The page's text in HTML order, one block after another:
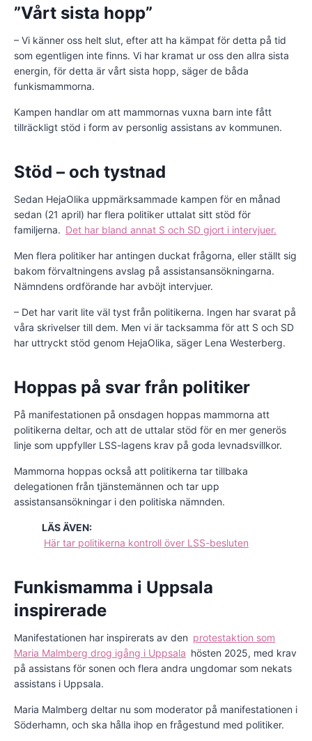
”Vårt sista hopp”
– Vi känner oss helt slut, efter att ha kämpat för detta på tid
som egentligen inte finns. Vi har kramat ur oss den allra sista
energin, för detta är vårt sista hopp, säger de båda
funkismammorna.
Kampen handlar om att mammornas vuxna barn inte fått
tillräckligt stöd i form av personlig assistans av kommunen.
Stöd – och tystnad
Sedan HejaOlika uppmärksammade kampen för en månad
sedan (21 april) har flera politiker uttalat sitt stöd för
familjerna. Det har bland annat S och SD gjort i intervjuer.
Men flera politiker har antingen duckat frågorna, eller ställt sig
bakom förvaltningens avslag på assistansansökningarna.
Nämndens ordförande har avböjt intervjuer.
– Det har varit lite väl tyst från politikerna. Ingen har svarat på
våra skrivelser till dem. Men vi är tacksamma för att S och SD
har uttryckt stöd genom HejaOlika, säger Lena Westerberg.
Hoppas på svar från politiker
På manifestationen på onsdagen hoppas mammorna att
politikerna deltar, och att de uttalar stöd för en mer generös
linje som uppfyller LSS-lagens krav på goda levnadsvillkor.
Mammorna hoppas också att politikerna tar tillbaka
delegationen från tjänstemännen och tar upp
assistansansökningar i den politiska nämnden.
LÄS ÄVEN:
Här tar politikerna kontroll över LSS-besluten
Funkismamma i Uppsala
inspirerade
Manifestationen har inspirerats av den protestaktion som
Maria Malmberg drog igång i Uppsala hösten 2025, med krav
på assistans för sonen och flera andra ungdomar som nekats
assistans i Uppsala.
Maria Malmberg deltar nu som moderator på manifestationen i
Söderhamn, och ska hålla ihop en frågestund med politiker.